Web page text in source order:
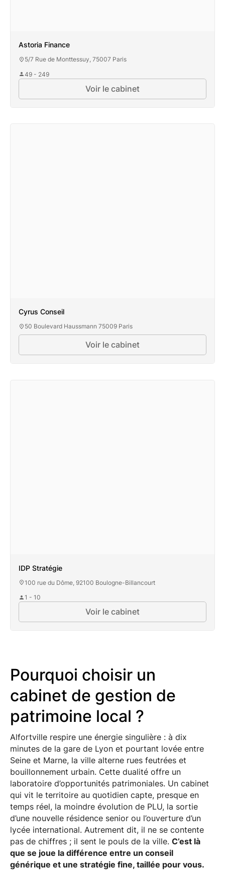
Astoria Finance
5/7 Rue de Monttessuy, 75007 Paris
49 - 249
Voir le cabinet
Cyrus Conseil
50 Boulevard Haussmann 75009 Paris
Voir le cabinet
IDP Stratégie
100 rue du Dôme, 92100 Boulogne-Billancourt
1 - 10
Voir le cabinet
Pourquoi choisir un
cabinet de gestion de
patrimoine local ?
Alfortville respire une énergie singulière : à dix
minutes de la gare de Lyon et pourtant lovée entre
Seine et Marne, la ville alterne rues feutrées et
bouillonnement urbain. Cette dualité offre un
laboratoire d’opportunités patrimoniales. Un cabinet
qui vit le territoire au quotidien capte, presque en
temps réel, la moindre évolution de PLU, la sortie
d’une nouvelle résidence senior ou l’ouverture d’un
lycée international. Autrement dit, il ne se contente
pas de chiffres ; il sent le pouls de la ville. C’est là
que se joue la différence entre un conseil
générique et une stratégie fine, taillée pour vous.